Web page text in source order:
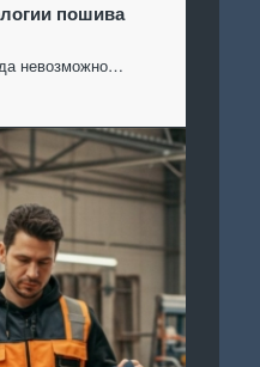
пошива
невозможно…